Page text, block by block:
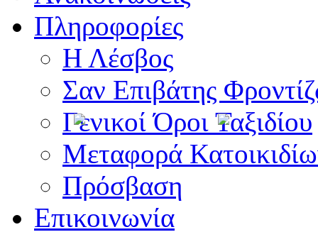
Πληροφορίες
Η Λέσβος
Σαν Επιβάτης
Γενικοί Όροι Ταξιδίου
Μεταφορά
Πρόσβαση
Επικοινωνία